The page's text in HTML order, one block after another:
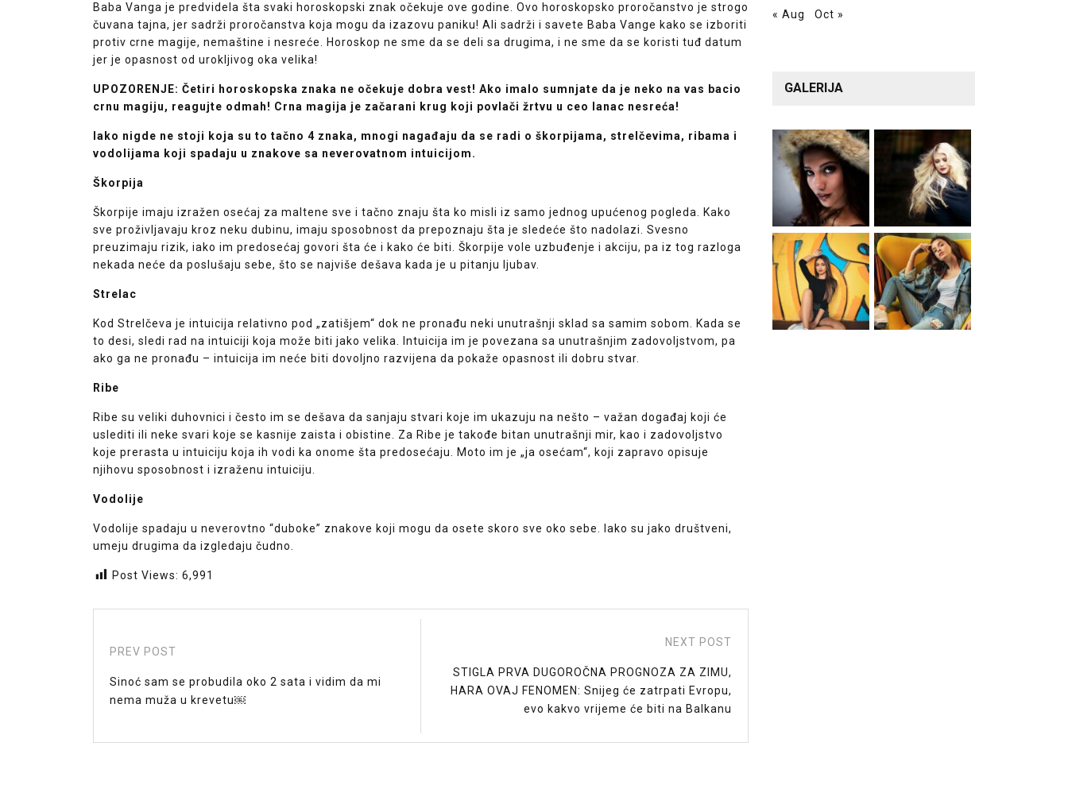
Baba Vanga je predvidela šta svaki horoskopski znak očekuje ove godine. Ovo horoskopsko proročanstvo je strogo
čuvana tajna, jer sadrži proročanstva koja mogu da izazovu paniku! Ali sadrži i savete Baba Vange kako se izboriti
protiv crne magije, nemaštine i nesreće. Horoskop ne sme da se deli sa drugima, i ne sme da se koristi tuđ datum
jer je opasnost od urokljivog oka velika!
UPOZORENJE: Četiri horoskopska znaka ne očekuje dobra vest! Ako imalo sumnjate da je neko na vas bacio
crnu magiju, reagujte odmah! Crna magija je začarani krug koji povlači žrtvu u ceo lanac nesreća!
Iako nigde ne stoji koja su to tačno 4 znaka, mnogi nagađaju da se radi o škorpijama, strelčevima, ribama i
vodolijama koji spadaju u znakove sa neverovatnom intuicijom.
Škorpija
Škorpije imaju izražen osećaj za maltene sve i tačno znaju šta ko misli iz samo jednog upućenog pogleda. Kako
sve proživljavaju kroz neku dubinu, imaju sposobnost da prepoznaju šta je sledeće što nadolazi. Svesno
preuzimaju rizik, iako im predosećaj govori šta će i kako će biti. Škorpije vole uzbuđenje i akciju, pa iz tog razloga
nekada neće da poslušaju sebe, što se najviše dešava kada je u pitanju ljubav.
Strelac
Kod Strelčeva je intuicija relativno pod „zatišjem“ dok ne pronađu neki unutrašnji sklad sa samim sobom. Kada se
to desi, sledi rad na intuiciji koja može biti jako velika. Intuicija im je povezana sa unutrašnjim zadovoljstvom, pa
ako ga ne pronađu – intuicija im neće biti dovoljno razvijena da pokaže opasnost ili dobru stvar.
Ribe
Ribe su veliki duhovnici i često im se dešava da sanjaju stvari koje im ukazuju na nešto – važan događaj koji će
uslediti ili neke svari koje se kasnije zaista i obistine. Za Ribe je takođe bitan unutrašnji mir, kao i zadovoljstvo
koje prerasta u intuiciju koja ih vodi ka onome šta predosećaju. Moto im je „ja osećam“, koji zapravo opisuje
njihovu sposobnost i izraženu intuiciju.
Vodolije
Vodolije spadaju u neverovtno “duboke” znakove koji mogu da osete skoro sve oko sebe. Iako su jako društveni,
umeju drugima da izgledaju čudno.
Post Views: 6,991
PREV POST
Sinoć sam se probudila oko 2 sata i vidim da mi
nema muža u krevetu￼
NEXT POST
STIGLA PRVA DUGOROČNA PROGNOZA ZA ZIMU,
HARA OVAJ FENOMEN: Snijeg će zatrpati Evropu,
evo kakvo vrijeme će biti na Balkanu
« Aug Oct »
GALERIJA